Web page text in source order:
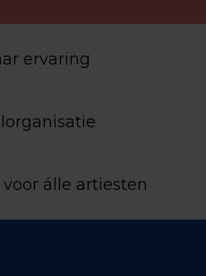
ervaring
álle artiesten